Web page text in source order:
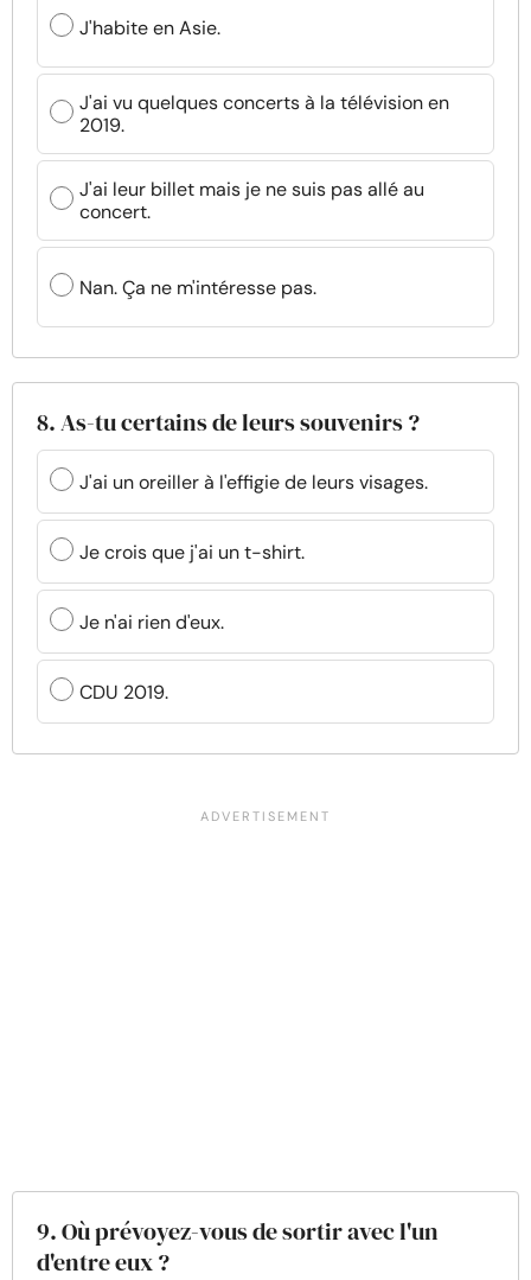
J'habite en Asie.
J'ai vu quelques concerts à la télévision en
2019.
J'ai leur billet mais je ne suis pas allé au
concert.
Nan. Ça ne m'intéresse pas.
8. As-tu certains de leurs souvenirs ?
J'ai un oreiller à l'effigie de leurs visages.
Je crois que j'ai un t-shirt.
Je n'ai rien d'eux.
CDU 2019.
9. Où prévoyez-vous de sortir avec l'un
d'entre eux ?